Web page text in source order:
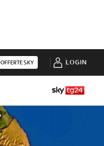
OFFERTE SKY LOGIN